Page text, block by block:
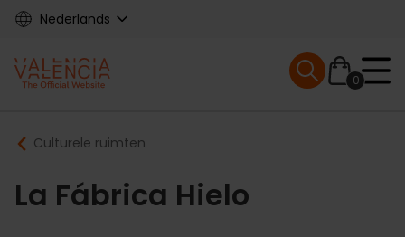
Skip
content
Nederlands
Main
navigation
0
Mobile menu
Breadcrumb
Culturele ruimten
La Fábrica Hielo